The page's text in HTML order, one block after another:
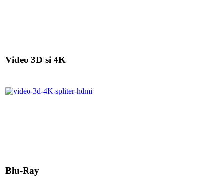
Video 3D si 4K
Blu-Ray